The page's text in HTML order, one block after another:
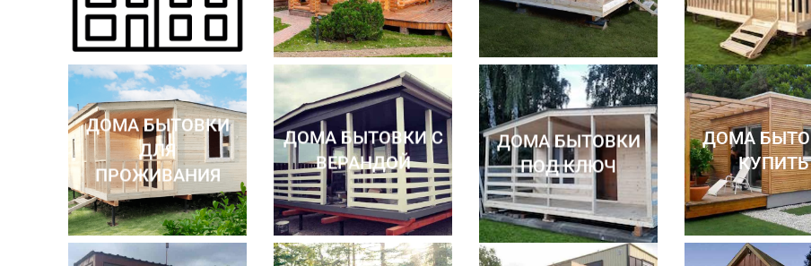
ДОМА БЫТОВКИ
ДЛЯ
ПРОЖИВАНИЯ
ДОМА БЫТОВКИ С
ВЕРАНДОЙ
ДОМА БЫТОВКИ
ПОД КЛЮЧ
ДОМА
КУПИТЬ